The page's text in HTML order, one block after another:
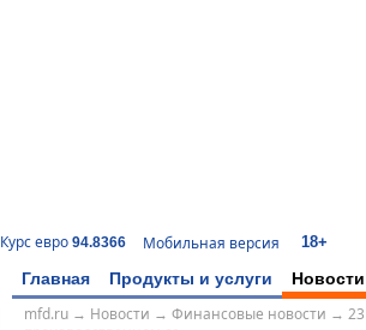
Курс евро 94.8366 Мобильная версия 18+
Главная Продукты и услуги Новости
mfd.ru→ Новости → Финансовые новости →